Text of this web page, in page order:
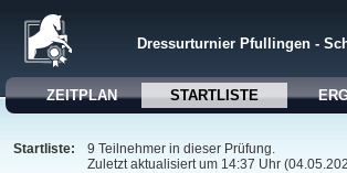
Dressurturnier Pfullingen -
ZEITPLAN STARTLISTE
Startliste:
9 Teilnehmer in dieser Prüfung.
Zuletzt aktualisiert um 14:37 Uhr